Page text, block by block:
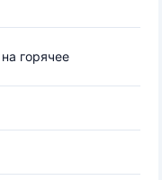
горячее